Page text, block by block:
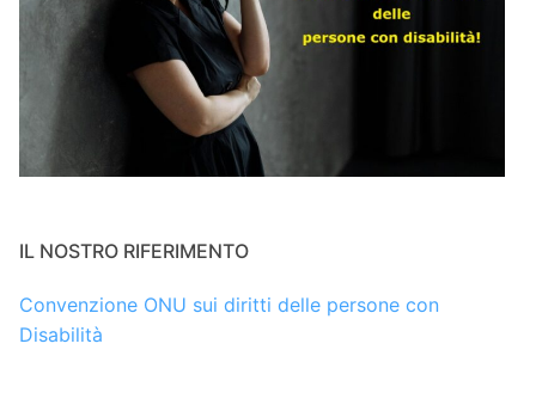
IL NOSTRO RIFERIMENTO
Convenzione ONU sui diritti delle persone con
Disabilità